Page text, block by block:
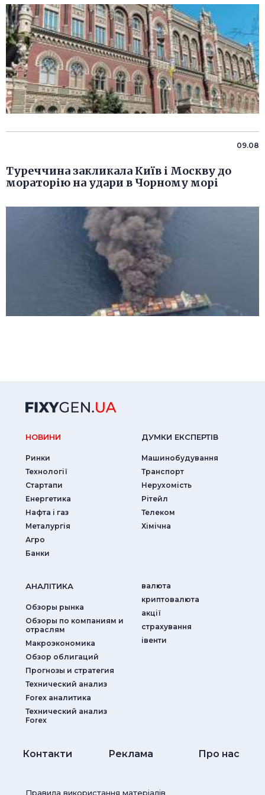
09.08
Туреччина закликала Київ і Москву до
мораторію на удари в Чорному морі
НОВИНИ
Ринки
Технології
Стартапи
Енергетика
Нафта і газ
Металургія
Агро
Банки
ДУМКИ ЕКСПЕРТIВ
Машинобудування
Транспорт
Нерухомість
Рітейл
Телеком
Хімічна
АНАЛIТИКА
Обзоры рынка
Обзоры по компаниям и
отраслям
Макроэкономика
Обзор облигаций
Прогнозы и стратегия
Технический анализ
Forex аналитика
Технический анализ
Forex
валюта
криптовалюта
акції
страхування
iвенти
Контакти Реклама Про нас
Правила використання матеріалів